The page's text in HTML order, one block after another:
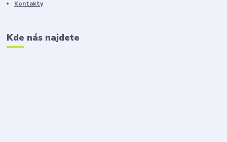
Kontakty
Kde nás najdete